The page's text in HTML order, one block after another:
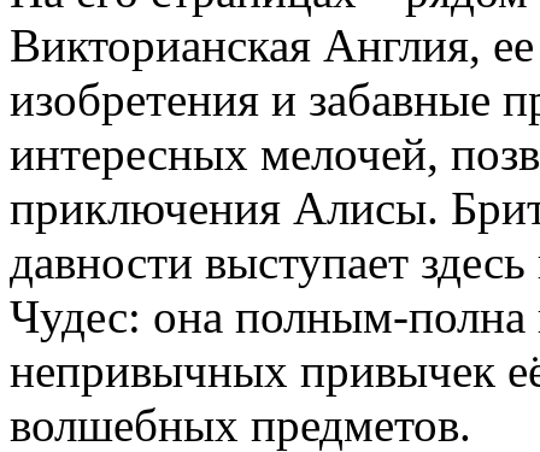
Викторианская Англия,
изобретения и забавные
интересных мелочей,
приключения Алисы.
давности выступает
Чудес: она полным-
непривычных привычек
волшебных предметов.